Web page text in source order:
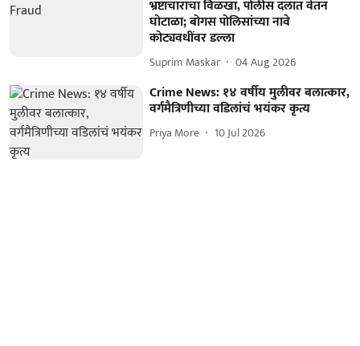
भ्रष्टाचाराचा विळखा, पोलीस दलात वेतन
घोटाळा; बोगस पोलिसांच्या नावे
कोट्यवधींवर डल्ला
Suprim Maskar 04 Aug 2026
Crime News: १४ वर्षीय मुलीवर बलात्कार,
वर्गमैत्रिणीच्या वडिलांचं भयंकर कृत्य
Priya More 10 Jul 2026